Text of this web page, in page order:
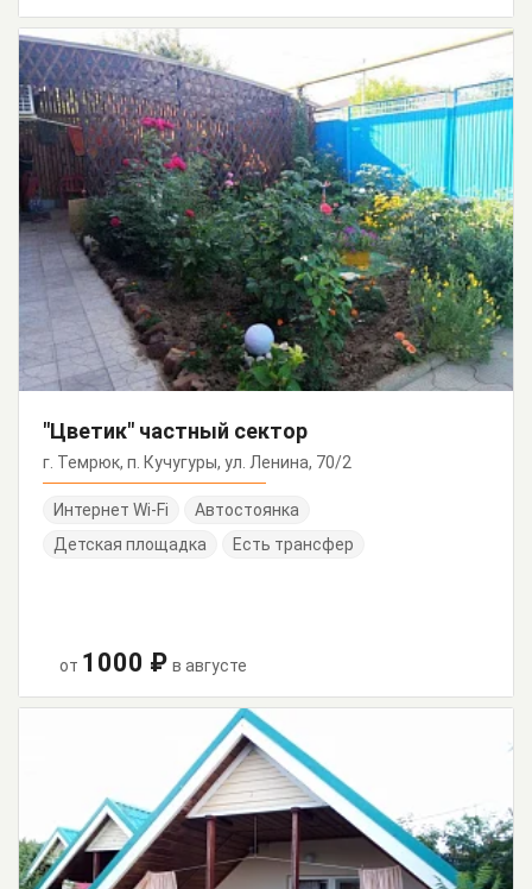
"Цветик" частный сектор
г. Темрюк, п. Кучугуры, ул. Ленина, 70/2
Интернет Wi-Fi
Автостоянка
Детская площадка
Есть трансфер
от 1000 ₽ в августе